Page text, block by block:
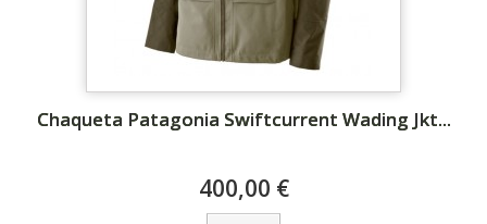
Chaqueta Patagonia Swiftcurrent Wading Jkt...
400,00 €